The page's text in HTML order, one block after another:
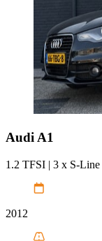
Audi A1
1.2 TFSI | 3 x S-
2012